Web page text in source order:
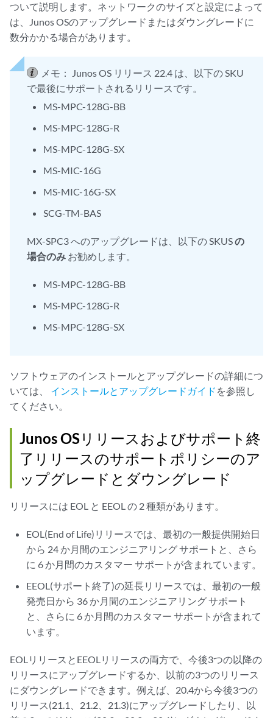
ついて説明します。ネットワークのサイズと設定によって
は、Junos OSのアップグレードまたはダウングレードに
数分かかる場合があります。
メモ：
Junos OS リリース 22.4 は、以下の SKU
で最後にサポートされるリリースです。
MS-MPC-128G-BB
MS-MPC-128G-R
MS-MPC-128G-SX
MS-MIC-16G
MS-MIC-16G-SX
SCG-TM-BAS
MX-SPC3 へのアップグレードは、以下の SKUSの
場合のみ お勧めします。
MS-MPC-128G-BB
MS-MPC-128G-R
MS-MPC-128G-SX
ソフトウェアのインストールとアップグレードの詳細につ
いては、 インストールとアップグレードガイド を参照し
てください。
Junos OSリリースおよびサポート終
了リリースのサポートポリシーのア
ップグレードとダウングレード
リリースには EOL と EEOL の 2 種類があります。
EOL(End of Life)リリースでは、最初の一般提供開始日
から 24 か月間のエンジニアリング サポートと、さら
に 6 か月間のカスタマー サポートが含まれています。
EEOL(サポート終了)の延長リリースでは、最初の一般
発売日から 36 か月間のエンジニアリング サポート
と、さらに 6 か月間のカスタマー サポートが含まれて
います。
EOLリリースとEEOLリリースの両方で、今後3つの以降の
リリースにアップグレードするか、以前の3つのリリース
にダウングレードできます。例えば、20.4から今後3つの
リリース(21.1、21.2、21.3)にアップグレードしたり、以